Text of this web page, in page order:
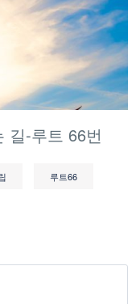
길-루트 66번
루트66